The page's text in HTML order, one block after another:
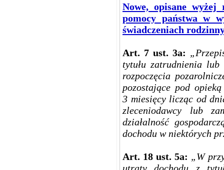
Nowe, opisane wyżej
pomocy państwa w
świadczeniach
Art. 7 ust. 3a:
tytułu zatrudnienia
rozpoczęcia
pozostające pod
3 miesięcy licząc od
zleceniodawcy lub
działalność
dochodu w niektórych
Art. 18 ust. 5a: „W